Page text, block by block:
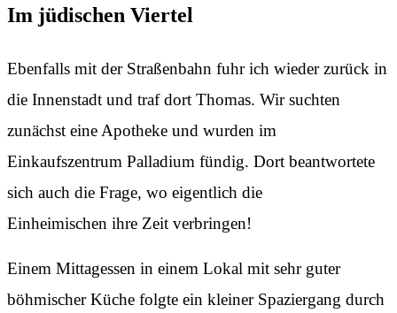
Im jüdischen Viertel
Ebenfalls mit der Straßenbahn fuhr ich wieder zurück in
die Innenstadt und traf dort Thomas. Wir suchten
zunächst eine Apotheke und wurden im
Einkaufszentrum Palladium fündig. Dort beantwortete
sich auch die Frage, wo eigentlich die
Einheimischen ihre Zeit verbringen!
Einem Mittagessen in einem Lokal mit sehr guter
böhmischer Küche folgte ein kleiner Spaziergang durch